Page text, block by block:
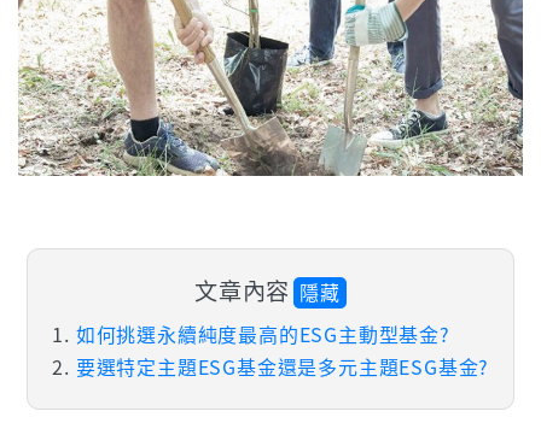
文章內容 隱藏
如何挑選永續純度最高的ESG主動型基金?
要選特定主題ESG基金還是多元主題ESG基金?